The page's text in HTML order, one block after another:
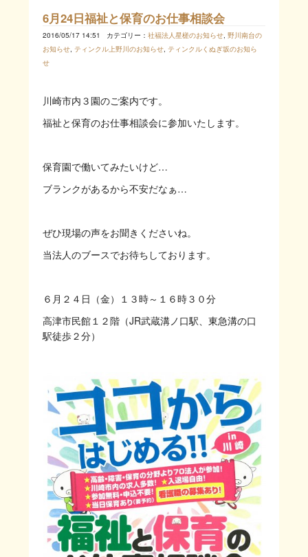
6月24日福祉と保育のお仕事相談会
2016/05/17 14:51 カテゴリー： 社福法人星槎のお知らせ, 野川南台の
お知らせ, ティンクル上野川のお知らせ, ティンクルくぬぎ坂のお知ら
せ
川崎市内３園のご案内です。
福祉と保育のお仕事相談会に参加いたします。
保育園で働いてみたいけど…
ブランクがあるから不安だなぁ…
ぜひ現場の声をお聞きくださいね。
当法人のブースでお待ちしております。
６月２４日（金）１３時～１６時３０分
高津市民館１２階（JR武蔵溝ノ口駅、東急溝の口
駅徒歩２分）